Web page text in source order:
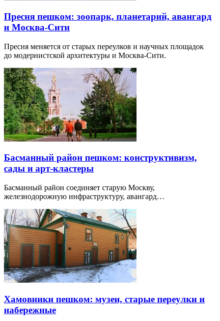
Пресня пешком: зоопарк, планетарий, авангард
и Москва-Сити
Пресня меняется от старых переулков и научных площадок
до модернистской архитектуры и Москва-Сити.
Басманный район пешком: конструктивизм,
сады и арт-кластеры
Басманный район соединяет старую Москву,
железнодорожную инфраструктуру, авангард…
Хамовники пешком: музеи, старые переулки и
набережные